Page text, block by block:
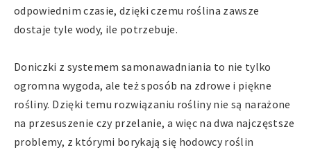
odpowiednim czasie, dzięki czemu roślina zawsze
dostaje tyle wody, ile potrzebuje.
Doniczki z systemem samonawadniania to nie tylko
ogromna wygoda, ale też sposób na zdrowe i piękne
rośliny. Dzięki temu rozwiązaniu rośliny nie są narażone
na przesuszenie czy przelanie, a więc na dwa najczęstsze
problemy, z którymi borykają się hodowcy roślin